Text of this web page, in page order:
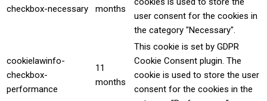
checkbox-necessary
months
user consent for the cookies in
the category "Necessary".
cookielawinfo-
checkbox-
performance
11
months
This cookie is set by GDPR
Cookie Consent plugin. The
cookie is used to store the user
consent for the cookies in the